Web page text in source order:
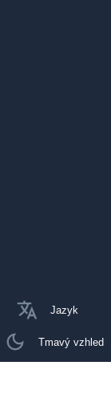
Jazyk
Tmavý vzhled